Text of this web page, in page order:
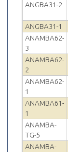
ANGBA31-2
ANGBA31-1
ANAMBA62-
3
ANAMBA62-
2
ANAMBA62-
1
ANAMBA61-
1
ANAMBA-
TG-5
ANAMBA-